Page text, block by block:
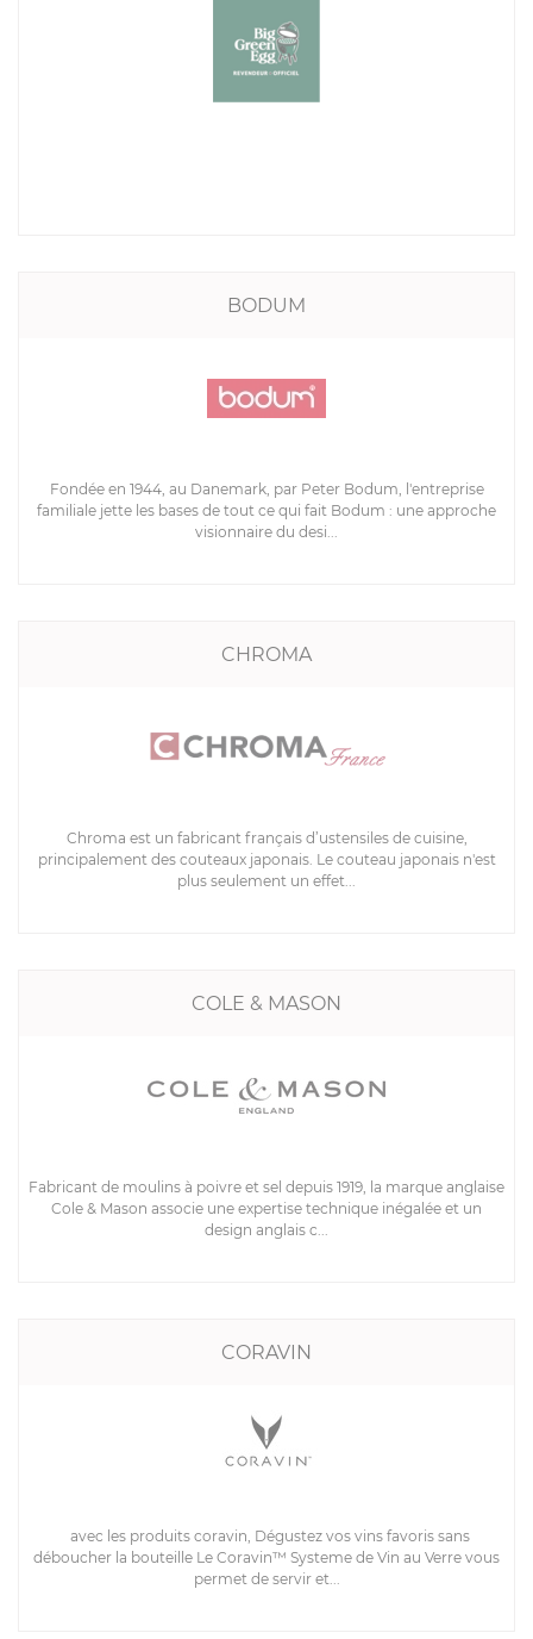
BODUM
Fondée en 1944, au Danemark, par Peter Bodum, l'entreprise
familiale jette les bases de tout ce qui fait Bodum : une approche
visionnaire du desi...
CHROMA
Chroma est un fabricant français d’ustensiles de cuisine,
principalement des couteaux japonais. Le couteau japonais n'est
plus seulement un effet...
COLE & MASON
Fabricant de moulins à poivre et sel depuis 1919, la marque anglaise
Cole & Mason associe une expertise technique inégalée et un
design anglais c...
CORAVIN
avec les produits coravin, Dégustez vos vins favoris sans
déboucher la bouteille Le Coravin™ Systeme de Vin au Verre vous
permet de servir et...